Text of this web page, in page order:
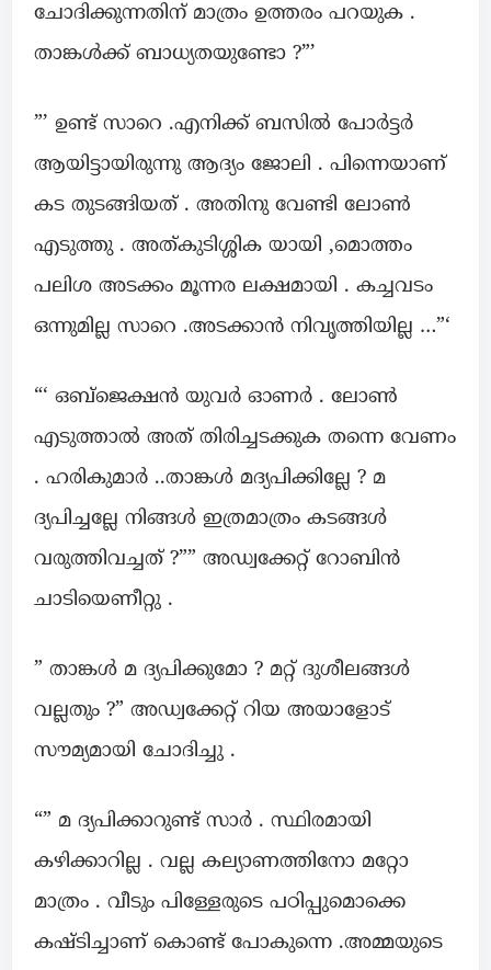
ചോദിക്കുന്നതിന് മാത്രം ഉത്തരം പറയുക .
താങ്കൾക്ക് ബാധ്യതയുണ്ടോ ?”’
”’ ഉണ്ട് സാറെ .എനിക്ക് ബസിൽ പോർട്ടർ
ആയിട്ടായിരുന്നു ആദ്യം ജോലി . പിന്നെയാണ്
കട തുടങ്ങിയത് . അതിനു വേണ്ടി ലോൺ
എടുത്തു . അത്കുടിശ്ശിക യായി ,മൊത്തം
പലിശ അടക്കം മൂന്നര ലക്ഷമായി . കച്ചവടം
ഒന്നുമില്ല സാറെ .അടക്കാൻ നിവൃത്തിയില്ല …”‘
“‘ ഒബ്ജെക്ഷൻ യുവർ ഓണർ . ലോൺ
എടുത്താൽ അത് തിരിച്ചടക്കുക തന്നെ വേണം
. ഹരികുമാർ ..താങ്കൾ മദ്യപിക്കില്ലേ ? മ
ദ്യപിച്ചല്ലേ നിങ്ങൾ ഇത്രമാത്രം കടങ്ങൾ
വരുത്തിവച്ചത് ?”” അഡ്വക്കേറ്റ് റോബിൻ
ചാടിയെണീറ്റു .
” താങ്കൾ മ ദ്യപിക്കുമോ ? മറ്റ് ദുശീലങ്ങൾ
വല്ലതും ?” അഡ്വക്കേറ്റ് റിയ അയാളോട്
സൗമ്യമായി ചോദിച്ചു .
“” മ ദ്യപിക്കാറുണ്ട് സാർ . സ്ഥിരമായി
കഴിക്കാറില്ല . വല്ല കല്യാണത്തിനോ മറ്റോ
മാത്രം . വീടും പിള്ളേരുടെ പഠിപ്പുമൊക്കെ
കഷ്ടിച്ചാണ് കൊണ്ട് പോകുന്നെ .അമ്മയുടെ